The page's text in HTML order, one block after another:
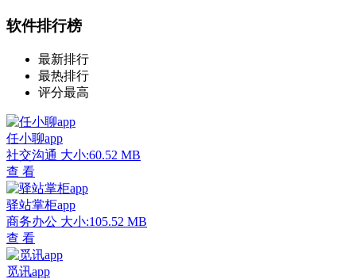
软件排行榜
最新排行
最热排行
评分最高
任小聊app
社交沟通 大小:60.52 MB
查 看
驿站掌柜app
商务办公 大小:105.52 MB
查 看
觅讯app